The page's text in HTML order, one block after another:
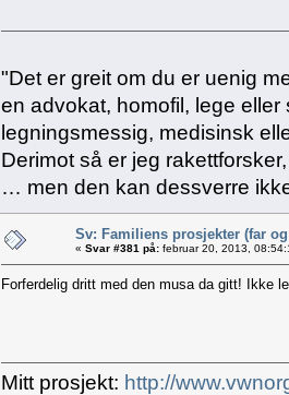
"Det er greit om du er uenig
en advokat, homofil, lege
legningsmessig, medisinsk
Derimot så er jeg
… men den kan dessverre
Sv: Familiens prosjekter (far
« Svar #381 på: februar 20, 2013,
Forferdelig dritt med den musa da gitt! Ikke
Mitt prosjekt: http://